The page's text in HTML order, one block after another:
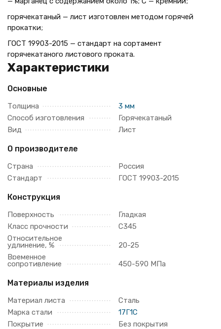
горячекатаный — лист изготовлен методом горячей
прокатки;
ГОСТ 19903-2015 — стандарт на сортамент
горячекатаного листового проката.
Характеристики
Основные
Толщина
3 мм
Способ изготовления
Горячекатаный
Вид
Лист
О производителе
Страна
Россия
Стандарт
ГОСТ 19903-2015
Конструкция
Поверхность
Гладкая
Класс прочности
С345
Относительное
удлинение, %
20-25
Временное
сопротивление 450-590 МПа
Материалы изделия
Материал листа
Сталь
Марка стали
17Г1С
Покрытие
Без покрытия